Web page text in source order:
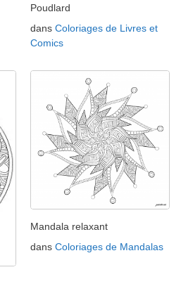
Poudlard
dans Coloriages de Livres et
Comics
Mandala relaxant
dans Coloriages de Mandalas